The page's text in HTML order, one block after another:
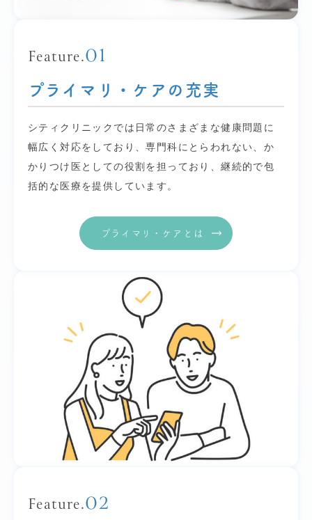
Feature.01
プライマリ・ケアの充実
シティクリニックでは日常のさまざまな健康問題に
幅広く対応をしており、専門科にとらわれない、か
かりつけ医としての役割を担っており、継続的で包
括的な医療を提供しています。
プライマリ・ケアとは
Feature.02